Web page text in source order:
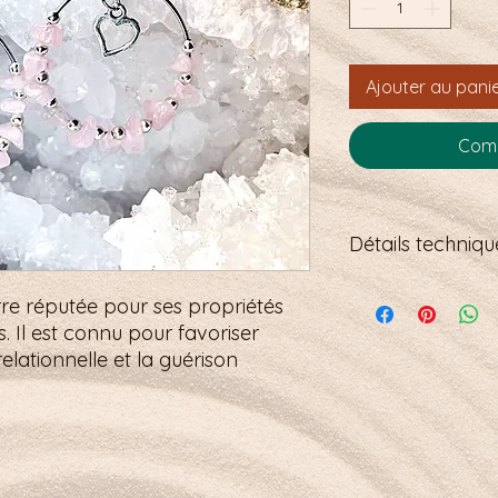
réputée pour ses propriétés
Il est connu pour favoriser
et la guérison
Ajouter au
Détails
Longueur Totale :
Fermoir : Crochets
Couleur : bleu